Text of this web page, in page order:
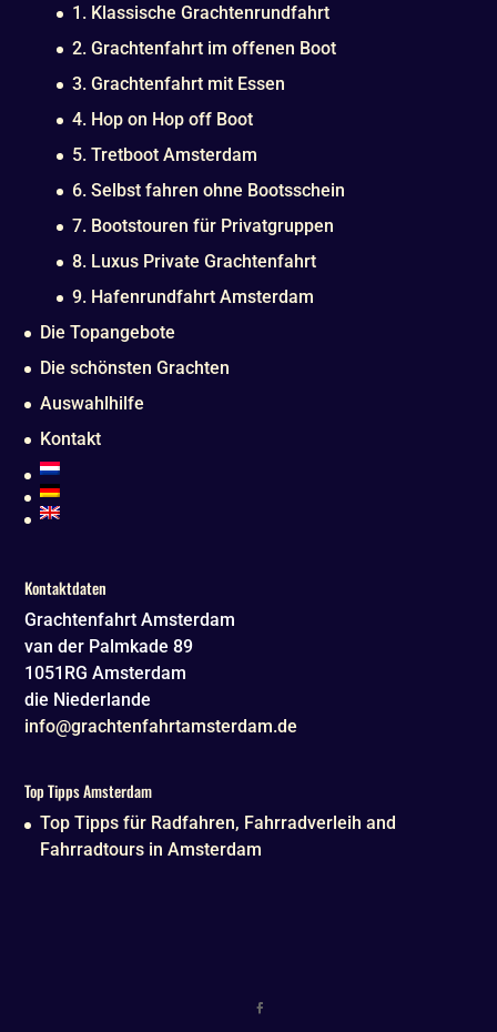
1. Klassische Grachtenrundfahrt
2. Grachtenfahrt im offenen Boot
3. Grachtenfahrt mit Essen
4. Hop on Hop off Boot
5. Tretboot Amsterdam
6. Selbst fahren ohne Bootsschein
7. Bootstouren für Privatgruppen
8. Luxus Private Grachtenfahrt
9. Hafenrundfahrt Amsterdam
Die Topangebote
Die schönsten Grachten
Auswahlhilfe
Kontakt
Kontaktdaten
Grachtenfahrt Amsterdam
van der Palmkade 89
1051RG Amsterdam
die Niederlande
info@grachtenfahrtamsterdam.de
Top Tipps Amsterdam
Top Tipps für Radfahren, Fahrradverleih and
Fahrradtours in Amsterdam